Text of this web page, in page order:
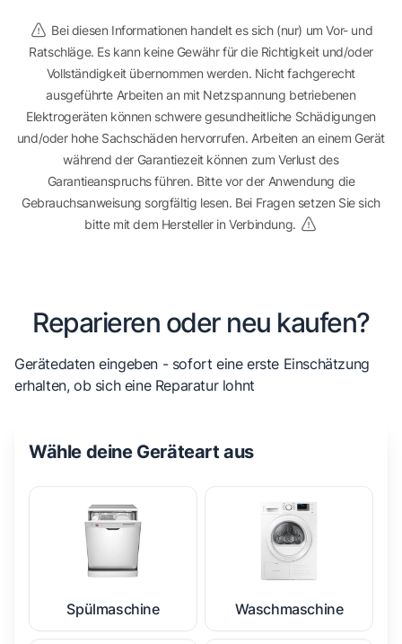
Bei diesen Informationen handelt es sich (nur) um Vor- und
Ratschläge. Es kann keine Gewähr für die Richtigkeit und/oder
Vollständigkeit übernommen werden. Nicht fachgerecht
ausgeführte Arbeiten an mit Netzspannung betriebenen
Elektrogeräten können schwere gesundheitliche Schädigungen
und/oder hohe Sachschäden hervorrufen. Arbeiten an einem Gerät
während der Garantiezeit können zum Verlust des
Garantieanspruchs führen. Bitte vor der Anwendung die
Gebrauchsanweisung sorgfältig lesen. Bei Fragen setzen Sie sich
bitte mit dem Hersteller in Verbindung.
Reparieren oder neu kaufen?
Gerätedaten eingeben - sofort eine erste Einschätzung
erhalten, ob sich eine Reparatur lohnt
Wähle deine Geräteart aus
Spülmaschine Waschmaschine